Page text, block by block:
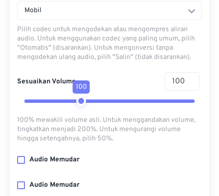
Mobil
Pilih codec untuk mengodekan atau mengompres aliran
audio. Untuk menggunakan codec yang paling umum, pilih
"Otomatis" (disarankan). Untuk mengonversi tanpa
mengodekan ulang audio, pilih "Salin" (tidak disarankan).
Sesuaikan Volume
100
100% mewakili volume asli. Untuk menggandakan volume,
tingkatkan menjadi 200%. Untuk mengurangi volume
hingga setengahnya, pilih 50%.
Audio Memudar
Audio Memudar